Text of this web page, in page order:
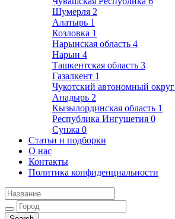
Шумерля 2
Алатырь 1
Козловка 1
Нарынская область 4
Нарын 4
Ташкентская область 3
Газалкент 1
Чукотский автономный округ
Анадырь 2
Кызылординская область 1
Республика Ингушетия 0
Сунжа 0
Статьи и подборки
О нас
Контакты
Политика конфиденциальности